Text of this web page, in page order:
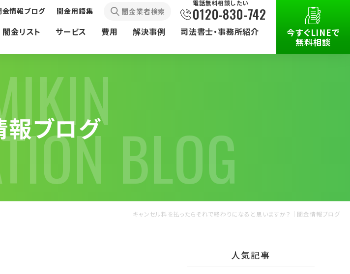
金情報ブログ 闇金用語集 闇⾦業者検索
電話無料相談したい
0120-830-742
闇金リスト サービス
取扱業務
費用 解決事例 司法書士・事務所紹介
今すぐLINEで
無料相談
BLOG
報ブログ
キャンセル料を払ったらそれで終わりになると思いますか？｜闇金情報ブログ
⼈気記事